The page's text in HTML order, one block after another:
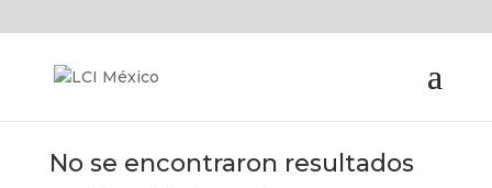
No se encontraron resultados